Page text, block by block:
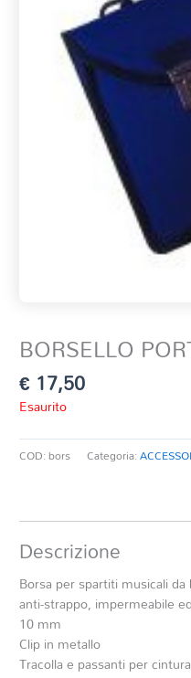
BORSELLO
€ 17,50
Esaurito
COD:bors Categoria:
Descrizione
Borsa per spartiti musicali da
anti-strappo, impermeabile
10 mm
Clip in metallo
Tracolla e passanti per